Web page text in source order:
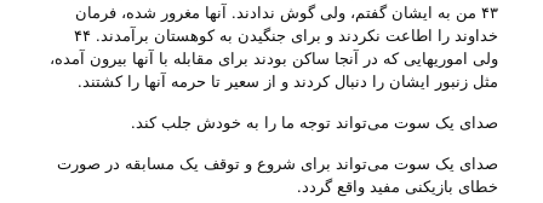
۴۳ من‌ به‌ ایشان‌ گفتم‌، ولی‌ گوش‌ ندادند. آنها مغرور شده‌، فرمان‌
خداوند را اطاعت‌ نكردند و برای‌ جنگیدن‌ به‌ كوهستان‌ برآمدند. ۴۴
ولی‌ اموریهایی‌ كه‌ در آنجا ساكن‌ بودند برای‌ مقابله‌ با آنها بیرون‌ آمده‌،
مثل‌ زنبور ایشان‌ را دنبال‌ كردند و از سعیر تا حرمه‌ آنها را كشتند.
صدای یک سوت می‌‌تواند توجه ما را به خودش جلب کند.
صدای یک سوت می‌‌تواند برای شروع و توقف یک مسابقه در صورت
خطای بازیکنی مفید واقع گردد.